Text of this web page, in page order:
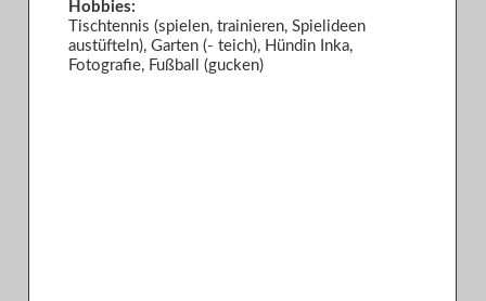
Hobbies:
Tischtennis (spielen, trainieren, Spielideen
austüfteln), Garten (- teich), Hündin Inka,
Fotografie, Fußball (gucken)